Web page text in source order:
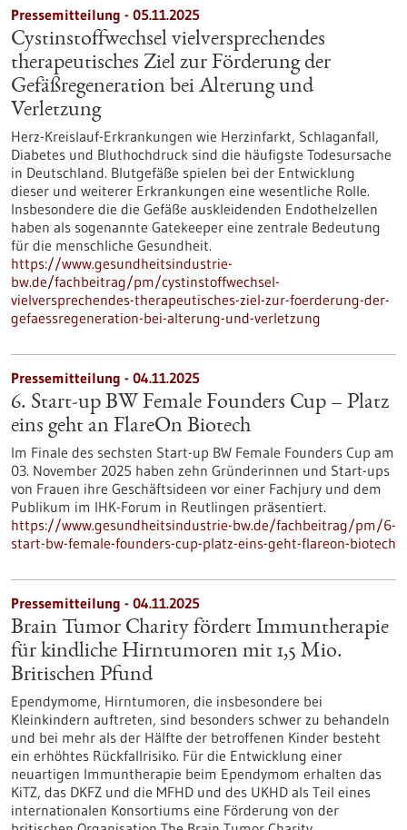
Pressemitteilung - 05.11.2025
Cystinstoffwechsel vielversprechendes
therapeutisches Ziel zur Förderung der
Gefäßregeneration bei Alterung und
Verletzung
Herz-Kreislauf-Erkrankungen wie Herzinfarkt, Schlaganfall,
Diabetes und Bluthochdruck sind die häufigste Todesursache
in Deutschland. Blutgefäße spielen bei der Entwicklung
dieser und weiterer Erkrankungen eine wesentliche Rolle.
Insbesondere die die Gefäße auskleidenden Endothelzellen
haben als sogenannte Gatekeeper eine zentrale Bedeutung
für die menschliche Gesundheit.
https://www.gesundheitsindustrie-
bw.de/fachbeitrag/pm/cystinstoffwechsel-
vielversprechendes-therapeutisches-ziel-zur-foerderung-der-
gefaessregeneration-bei-alterung-und-verletzung
Pressemitteilung - 04.11.2025
6. Start-up BW Female Founders Cup – Platz
eins geht an FlareOn Biotech
Im Finale des sechsten Start-up BW Female Founders Cup am
03. November 2025 haben zehn Gründerinnen und Start-ups
von Frauen ihre Geschäftsideen vor einer Fachjury und dem
Publikum im IHK-Forum in Reutlingen präsentiert.
https://www.gesundheitsindustrie-bw.de/fachbeitrag/pm/6-
start-bw-female-founders-cup-platz-eins-geht-flareon-biotech
Pressemitteilung - 04.11.2025
Brain Tumor Charity fördert Immuntherapie
für kindliche Hirntumoren mit 1,5 Mio.
Britischen Pfund
Ependymome, Hirntumoren, die insbesondere bei
Kleinkindern auftreten, sind besonders schwer zu behandeln
und bei mehr als der Hälfte der betroffenen Kinder besteht
ein erhöhtes Rückfallrisiko. Für die Entwicklung einer
neuartigen Immuntherapie beim Ependymom erhalten das
KiTZ, das DKFZ und die MFHD und des UKHD als Teil eines
internationalen Konsortiums eine Förderung von der